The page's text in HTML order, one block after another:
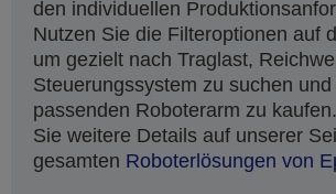
den individuellen
Nutzen Sie die Filteroptionen auf
um gezielt nach Traglast,
Steuerungssystem zu suchen und
passenden Roboterarm zu
Sie weitere Details auf unserer
gesamten Roboterlösungen von